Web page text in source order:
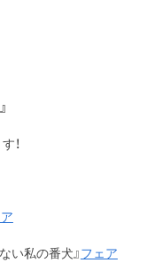
！
い私の番犬』フェア